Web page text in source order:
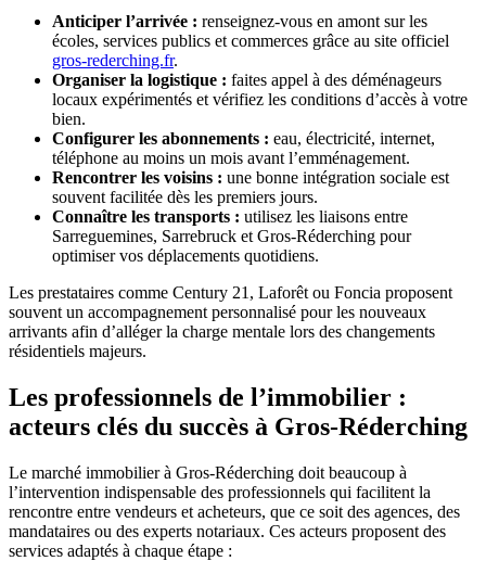
Anticiper l’arrivée : renseignez-vous en amont sur les
écoles, services publics et commerces grâce au site officiel
gros-rederching.fr.
Organiser la logistique : faites appel à des déménageurs
locaux expérimentés et vérifiez les conditions d’accès à votre
bien.
Configurer les abonnements : eau, électricité, internet,
téléphone au moins un mois avant l’emménagement.
Rencontrer les voisins : une bonne intégration sociale est
souvent facilitée dès les premiers jours.
Connaître les transports : utilisez les liaisons entre
Sarreguemines, Sarrebruck et Gros-Réderching pour
optimiser vos déplacements quotidiens.
Les prestataires comme Century 21, Laforêt ou Foncia proposent
souvent un accompagnement personnalisé pour les nouveaux
arrivants afin d’alléger la charge mentale lors des changements
résidentiels majeurs.
Les professionnels de l’immobilier :
acteurs clés du succès à Gros-Réderching
Le marché immobilier à Gros-Réderching doit beaucoup à
l’intervention indispensable des professionnels qui facilitent la
rencontre entre vendeurs et acheteurs, que ce soit des agences, des
mandataires ou des experts notariaux. Ces acteurs proposent des
services adaptés à chaque étape :